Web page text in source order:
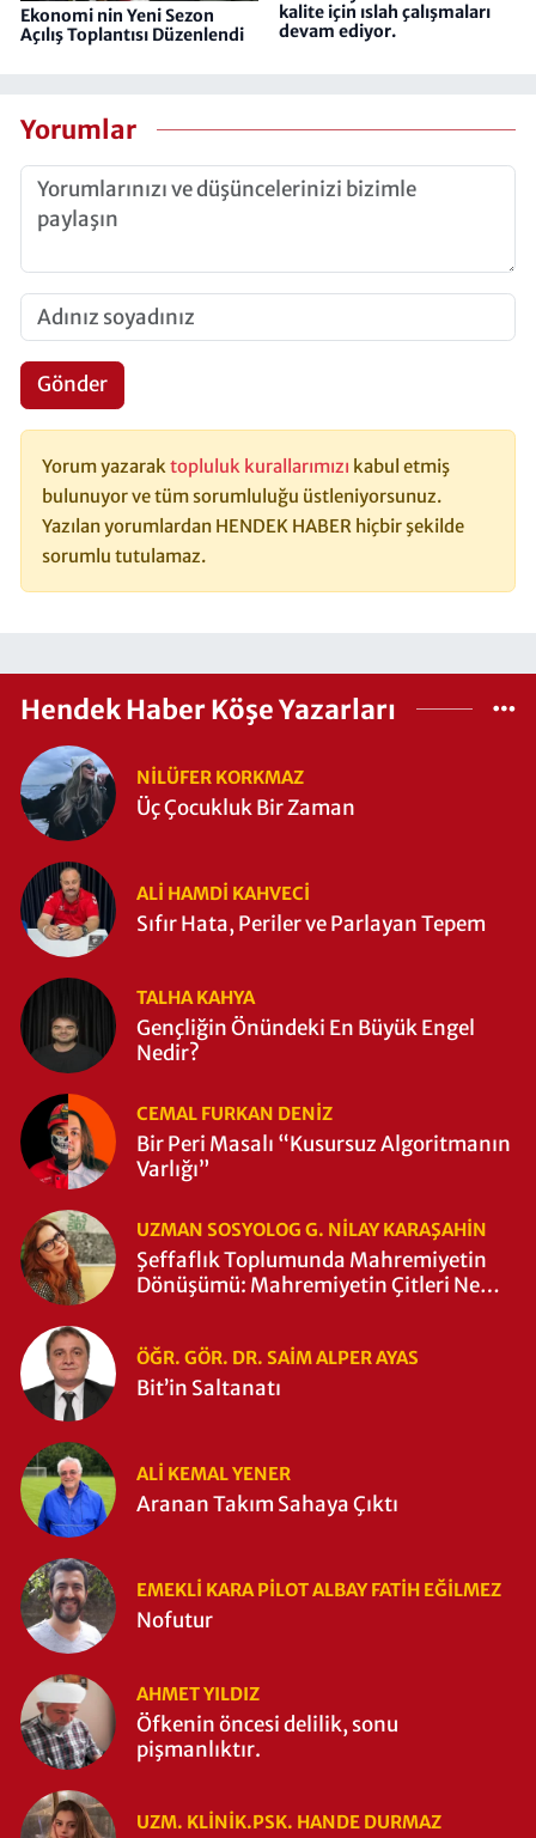
Ekonomi nin Yeni Sezon
Açılış Toplantısı Düzenlendi
kalite için ıslah çalışmaları
devam ediyor.
Yorumlar
Gönder
Yorum yazarak topluluk kurallarımızı kabul etmiş
bulunuyor ve tüm sorumluluğu üstleniyorsunuz.
Yazılan yorumlardan HENDEK HABER hiçbir şekilde
sorumlu tutulamaz.
Hendek Haber Köşe Yazarları
NILÜFER KORKMAZ
Üç Çocukluk Bir Zaman
ALI HAMDI KAHVECİ
Sıfır Hata, Periler ve Parlayan Tepem
TALHA KAHYA
Gençliğin Önündeki En Büyük Engel
Nedir?
CEMAL FURKAN DENİZ
Bir Peri Masalı “Kusursuz Algoritmanın
Varlığı”
UZMAN SOSYOLOG G. NILAY KARAŞAHİN
Şeffaflık Toplumunda Mahremiyetin
Dönüşümü: Mahremiyetin Çitleri Ne
ÖĞR. GÖR. DR. SAIM ALPER AYAS
Bit’in Saltanatı
ALI KEMAL YENER
Aranan Takım Sahaya Çıktı
EMEKLI KARA PILOT ALBAY FATIH EĞİLMEZ
Nofutur
AHMET YILDIZ
Öfkenin öncesi delilik, sonu
pişmanlıktır.
UZM. KLINIK.PSK. HANDE DURMAZ